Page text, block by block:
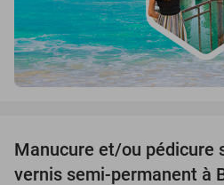
Manucure et/ou pédicure
vernis semi-permanent à